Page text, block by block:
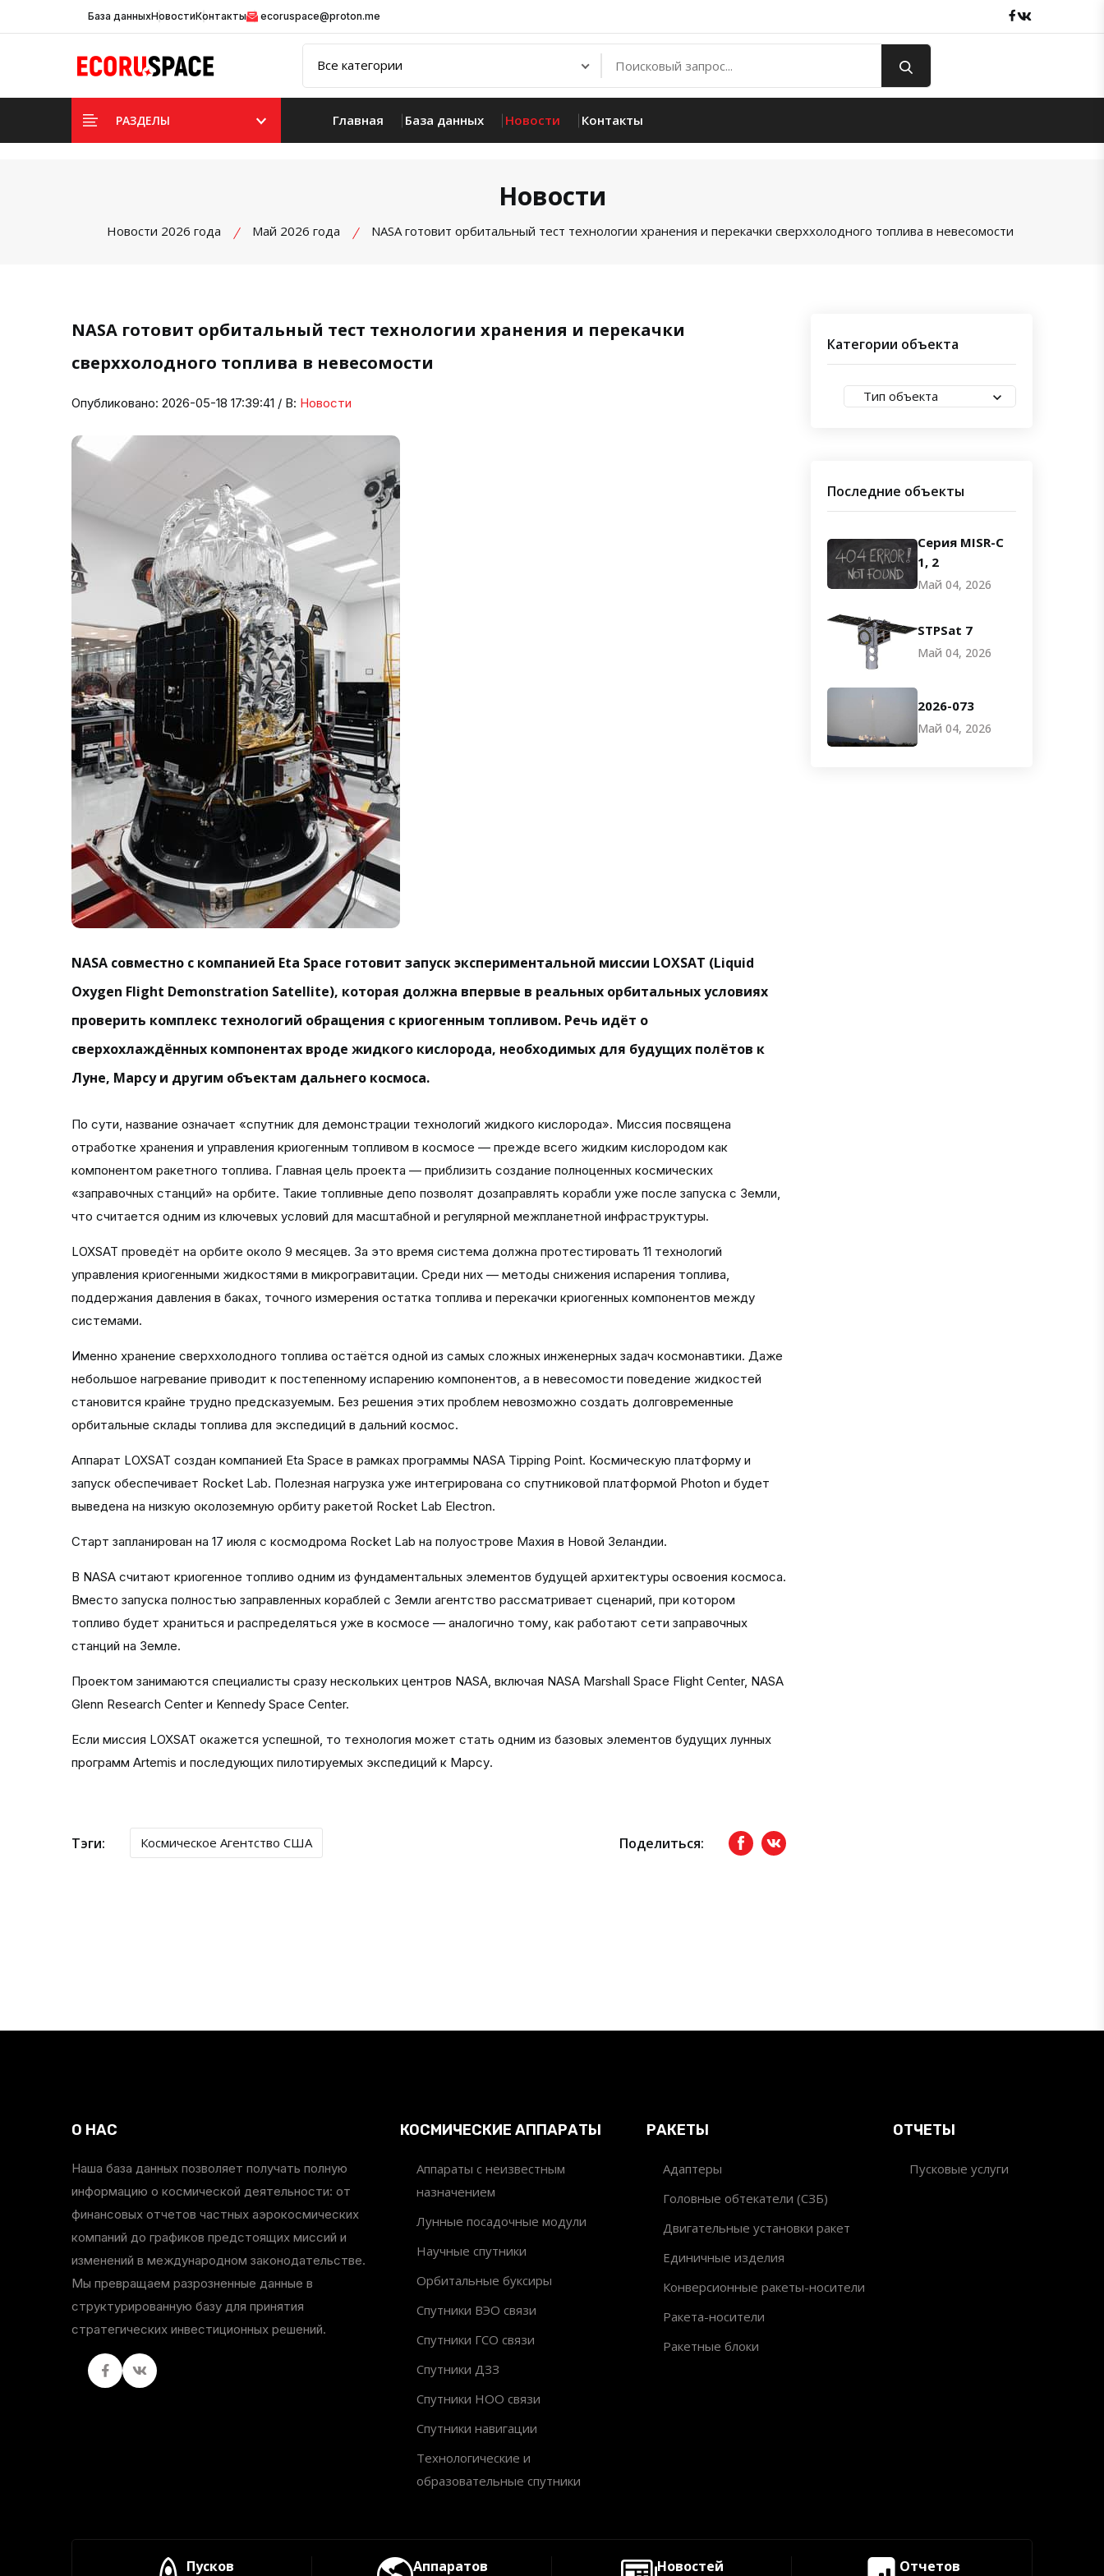
База данныхНовостиКонтакты ecoruspace@proton.me Facebook
РАЗДЕЛЫ Главная База данных Новости Контакты
Новости
Новости 2026 года Май 2026 года NASA готовит орбитальный тест технологии хранения и перекачки сверххолодного топлива в невесомости
NASA готовит орбитальный тест технологии хранения и перекачки
сверххолодного топлива в невесомости
Опубликовано: 2026-05-18 17:39:41 / В: Новости
NASA совместно с компанией Eta Space готовит запуск экспериментальной миссии LOXSAT (Liquid
Oxygen Flight Demonstration Satellite), которая должна впервые в реальных орбитальных условиях
проверить комплекс технологий обращения с криогенным топливом. Речь идёт о
сверхохлаждённых компонентах вроде жидкого кислорода, необходимых для будущих полётов к
Луне, Марсу и другим объектам дальнего космоса.
По сути, название означает «спутник для демонстрации технологий жидкого кислорода». Миссия посвящена
отработке хранения и управления криогенным топливом в космосе — прежде всего жидким кислородом как
компонентом ракетного топлива. Главная цель проекта — приблизить создание полноценных космических
«заправочных станций» на орбите. Такие топливные депо позволят дозаправлять корабли уже после запуска с Земли,
что считается одним из ключевых условий для масштабной и регулярной межпланетной инфраструктуры.
LOXSAT проведёт на орбите около 9 месяцев. За это время система должна протестировать 11 технологий
управления криогенными жидкостями в микрогравитации. Среди них — методы снижения испарения топлива,
поддержания давления в баках, точного измерения остатка топлива и перекачки криогенных компонентов между
системами.
Именно хранение сверххолодного топлива остаётся одной из самых сложных инженерных задач космонавтики. Даже
небольшое нагревание приводит к постепенному испарению компонентов, а в невесомости поведение жидкостей
становится крайне трудно предсказуемым. Без решения этих проблем невозможно создать долговременные
орбитальные склады топлива для экспедиций в дальний космос.
Аппарат LOXSAT создан компанией Eta Space в рамках программы NASA Tipping Point. Космическую платформу и
запуск обеспечивает Rocket Lab. Полезная нагрузка уже интегрирована со спутниковой платформой Photon и будет
выведена на низкую околоземную орбиту ракетой Rocket Lab Electron.
Старт запланирован на 17 июля с космодрома Rocket Lab на полуострове Махия в Новой Зеландии.
В NASA считают криогенное топливо одним из фундаментальных элементов будущей архитектуры освоения космоса.
Вместо запуска полностью заправленных кораблей с Земли агентство рассматривает сценарий, при котором
топливо будет храниться и распределяться уже в космосе — аналогично тому, как работают сети заправочных
станций на Земле.
Проектом занимаются специалисты сразу нескольких центров NASA, включая NASA Marshall Space Flight Center, NASA
Glenn Research Center и Kennedy Space Center.
Если миссия LOXSAT окажется успешной, то технология может стать одним из базовых элементов будущих лунных
программ Artemis и последующих пилотируемых экспедиций к Марсу.
Тэги: Космическое Агентство США Поделиться: FacebookвКонтакте
Категории объекта
Тип объекта
Последние объекты
Серия MISR-C
1, 2
Май 04, 2026
STPSat 7
Май 04, 2026
2026-073
Май 04, 2026
О НАС
Наша база данных позволяет получать полную
информацию о космической деятельности: от
финансовых отчетов частных аэрокосмических
компаний до графиков предстоящих миссий и
изменений в международном законодательстве.
Мы превращаем разрозненные данные в
структурированную базу для принятия
стратегических инвестиционных решений.
FacebookвКонтакте
КОСМИЧЕСКИЕ АППАРАТЫ
Аппараты с неизвестным
назначением
Лунные посадочные модули
Научные спутники
Орбитальные буксиры
Спутники ВЭО связи
Спутники ГСО связи
Спутники ДЗЗ
Спутники НОО связи
Спутники навигации
Технологические и
образовательные спутники
РАКЕТЫ
Адаптеры
Головные обтекатели (СЗБ)
Двигательные установки ракет
Единичные изделия
Конверсионные ракеты-носители
Ракета-носители
Ракетные блоки
ОТЧЕТЫ
Пусковые услуги
Пусков Аппаратов Новостей Отчетов